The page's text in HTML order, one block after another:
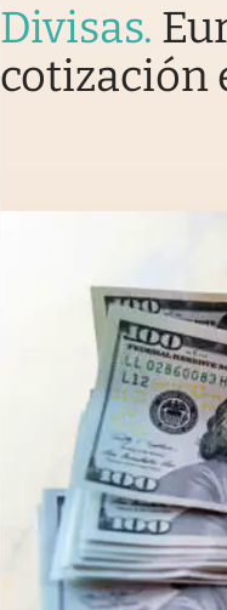
Divisas.
cotización